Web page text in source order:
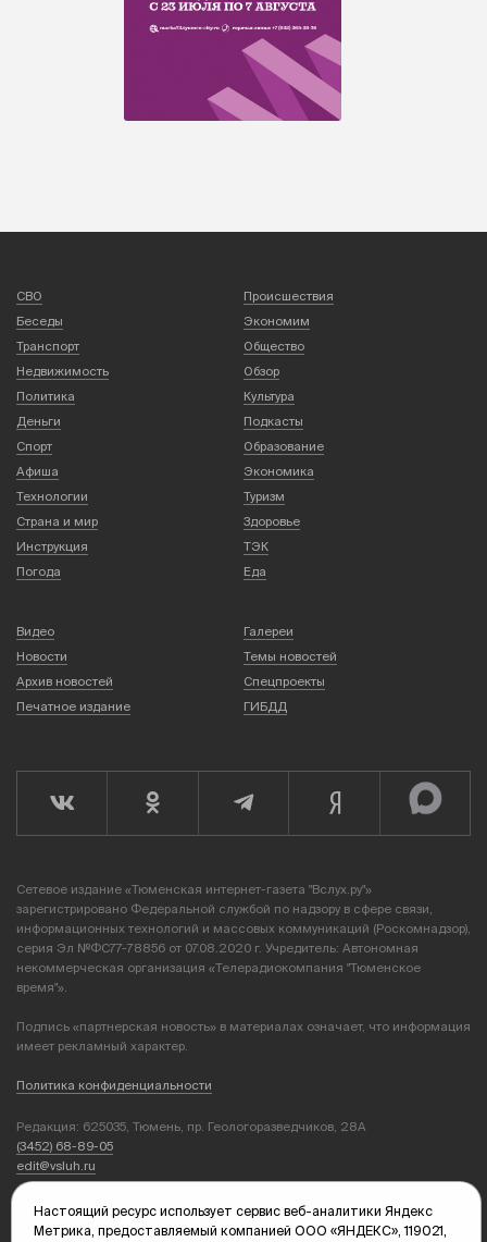
СВО
Происшествия
Беседы
Экономим
Транспорт
Общество
Недвижимость
Обзор
Политика
Культура
Деньги
Подкасты
Спорт
Образование
Афиша
Экономика
Технологии
Туризм
Страна и мир
Здоровье
Инструкция
ТЭК
Погода
Еда
Видео
Галереи
Новости
Темы новостей
Архив новостей
Спецпроекты
Печатное издание
ГИБДД
Сетевое издание «Тюменская интернет-газета "Вслух.ру"»
зарегистрировано Федеральной службой по надзору в сфере связи,
информационных технологий и массовых коммуникаций (Роскомнадзор),
серия Эл №ФС77-78856 от 07.08.2020 г. Учредитель: Автономная
некоммерческая организация «Телерадиокомпания "Тюменское
время"».
Подпись «партнерская новость» в материалах означает, что информация
имеет рекламный характер.
Политика конфиденциальности
Редакция: 625035, Тюмень, пр. Геологоразведчиков, 28А
(3452) 68-89-05
edit@vsluh.ru
Главный редактор: Панкина Т.Ю.
kika@vsluh.ru
Настоящий ресурс использует сервис веб-аналитики Яндекс
Метрика, предоставляемый компанией ООО «ЯНДЕКС», 119021,